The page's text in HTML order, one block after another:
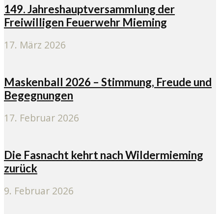
149. Jahreshauptversammlung der
Freiwilligen Feuerwehr Mieming
17. März 2026
Maskenball 2026 – Stimmung, Freude und
Begegnungen
17. Februar 2026
Die Fasnacht kehrt nach Wildermieming
zurück
9. Februar 2026